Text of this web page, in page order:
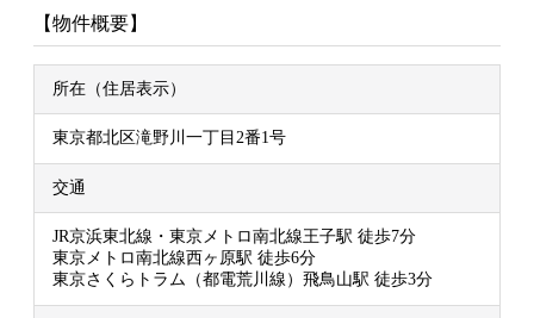
【物件概要】
所在（住居表示）
東京都北区滝野川一丁目2番1号
交通
JR京浜東北線・東京メトロ南北線王子駅 徒歩7分
東京メトロ南北線西ヶ原駅 徒歩6分
東京さくらトラム（都電荒川線）飛鳥山駅 徒歩3分